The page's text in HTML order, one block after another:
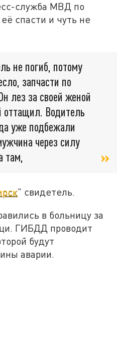
служба МВД по
спасти и чуть не
не погиб, потому
запчасти по
лез за своей женой
оттащил. Водитель
уже подбежали
через силу
там,
" свидетель.
в больницу за
ГИБДД проводит
будут
аварии.